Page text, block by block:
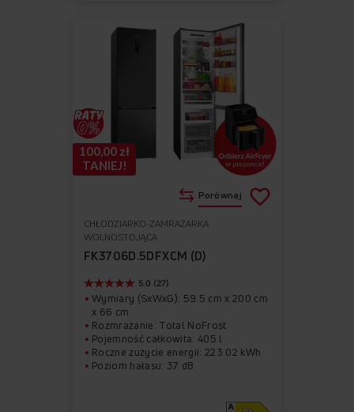
CHŁODZIARKO-ZAMRAŻARKA
WOLNOSTOJĄCA
FK3706D.5DFXCM (D)
5.0 (27)
Wymiary (SxWxG): 59.5 cm x 200 cm
x 66 cm
Rozmrażanie: Total NoFrost
Pojemność całkowita: 405 l
Roczne zużycie energii: 223.02 kWh
Poziom hałasu: 37 dB
Porównaj
100,00 zł
TANIEJ!